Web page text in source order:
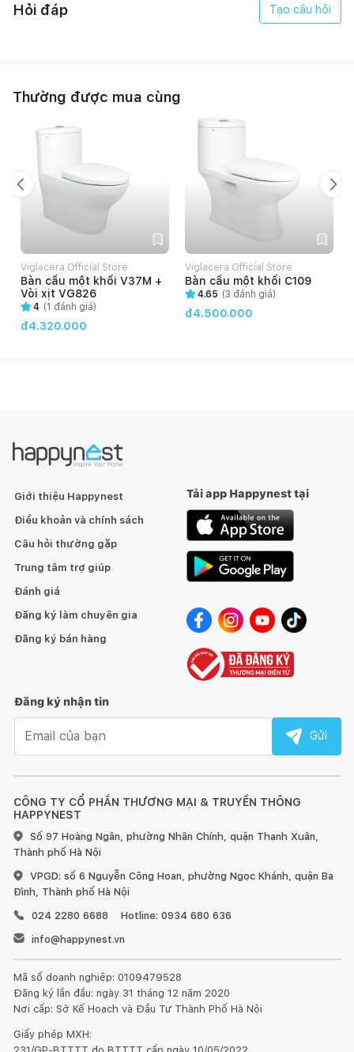
Hỏi đáp Tạo câu hỏi
Thường được mua cùng
Viglacera Official Store
Bàn cầu một khối V37M +
Vòi xịt VG826
4 (1 đánh giá)
đ4.320.000
Viglacera Official Store
Bàn cầu một khối C109
4.65 (3 đánh giá)
đ4.500.000
CÔNG TY CỔ PHẦN THƯƠNG MẠI & TRUYỀN THÔNG
HAPPYNEST
Số 97 Hoàng Ngân, phường Nhân Chính, quận Thanh Xuân,
Thành phố Hà Nội
VPGD: số 6 Nguyễn Công Hoan, phường Ngọc Khánh, quận Ba
Đình, Thành phố Hà Nội
024 2280 6688
Hotline: 0934 680 636
info@happynest.vn
Mã số doanh nghiệp: 0109479528
Đăng ký lần đầu: ngày 31 tháng 12 năm 2020
Nơi cấp: Sở Kế Hoạch và Đầu Tư Thành Phố Hà Nội
Giấy phép MXH:
Giới thiệu Happynest
Điều khoản và chính sách
Câu hỏi thường gặp
Trung tâm trợ giúp
Đánh giá
Đăng ký làm chuyên gia
Đăng ký bán hàng
Tải app Happynest tại
Đăng ký nhận tin
Gửi